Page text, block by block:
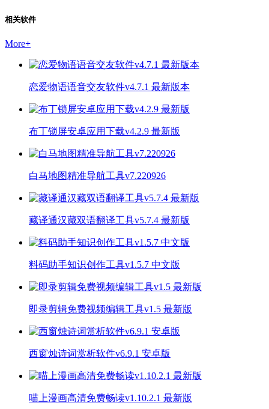
相关软件
More+
恋爱物语语音交友软件v4.7.1 最新版本
布丁锁屏安卓应用下载v4.2.9 最新版
白马地图精准导航工具v7.220926
藏译通汉藏双语翻译工具v5.7.4 最新版
料码助手知识创作工具v1.5.7 中文版
即录剪辑免费视频编辑工具v1.5 最新版
西窗烛诗词赏析软件v6.9.1 安卓版
喵上漫画高清免费畅读v1.10.2.1 最新版